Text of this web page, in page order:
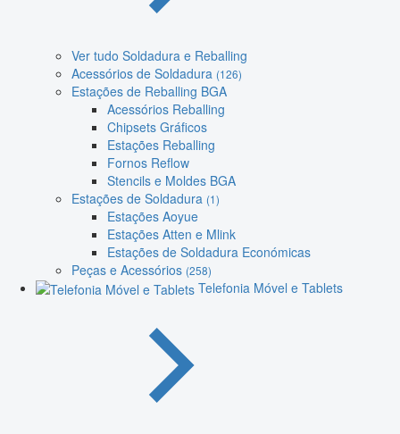
Ver tudo Soldadura e Reballing
Acessórios de Soldadura (126)
Estações de Reballing BGA
Acessórios Reballing
Chipsets Gráficos
Estações Reballing
Fornos Reflow
Stencils e Moldes BGA
Estações de Soldadura (1)
Estações Aoyue
Estações Atten e Mlink
Estações de Soldadura Económicas
Peças e Acessórios (258)
Telefonia Móvel e Tablets